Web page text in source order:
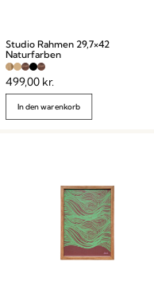
Studio Rahmen 29,7×42
Naturfarben
499,00 kr.
In den warenkorb